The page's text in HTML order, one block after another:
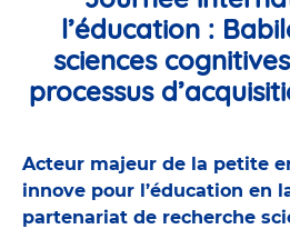
l’éducation :
sciences
processus
Acteur majeur de la petite
innove pour l’éducation en
partenariat de recherche